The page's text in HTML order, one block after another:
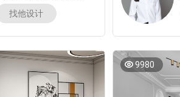
找他设计
9980